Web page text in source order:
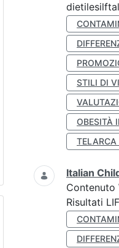
STILI DI
OBESITÀ
TELARCA
Italian
Contenuto
Risultati